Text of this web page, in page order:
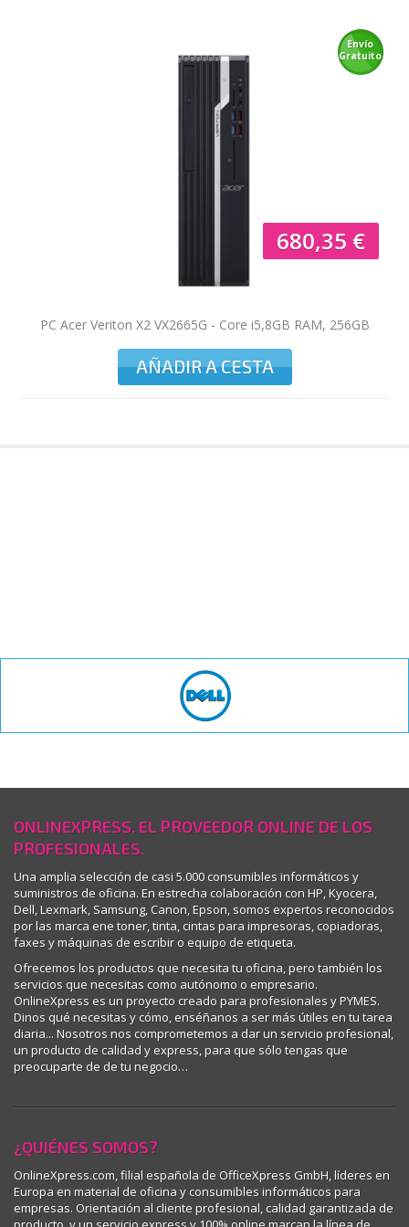
Envío
Gratuito
680,35 €
PC Acer Veriton X2 VX2665G - Core i5,8GB RAM, 256GB
SSD
AÑADIR A CESTA
ONLINEXPRESS. EL PROVEEDOR ONLINE DE LOS
PROFESIONALES.
Una amplia selección de casi 5.000 consumibles informáticos y
suministros de oficina. En estrecha colaboración con HP, Kyocera,
Dell, Lexmark, Samsung, Canon, Epson, somos expertos reconocidos
por las marca ene toner, tinta, cintas para impresoras, copiadoras,
faxes y máquinas de escribir o equipo de etiqueta.
Ofrecemos los productos que necesita tu oficina, pero también los
servicios que necesitas como autónomo o empresario.
OnlineXpress es un proyecto creado para profesionales y PYMES.
Dinos qué necesitas y cómo, enséñanos a ser más útiles en tu tarea
diaria... Nosotros nos comprometemos a dar un servicio profesional,
un producto de calidad y express, para que sólo tengas que
preocuparte de de tu negocio…
¿QUIÉNES SOMOS?
OnlineXpress.com, filial española de OfficeXpress GmbH, líderes en
Europa en material de oficina y consumibles informáticos para
empresas. Orientación al cliente profesional, calidad garantizada de